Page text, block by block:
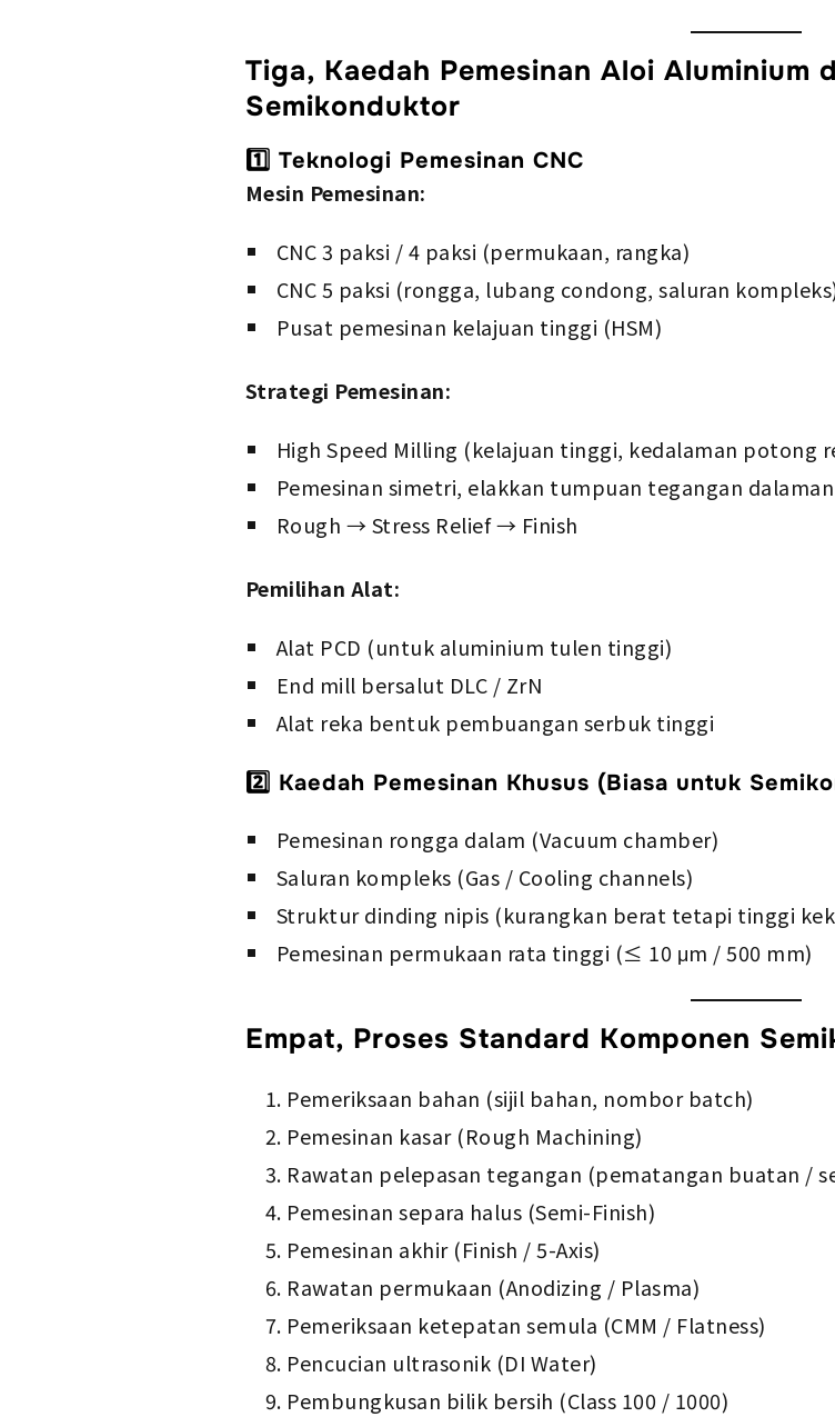
Tiga, Kaedah Pemesinan Aloi Aluminium
Semikonduktor
1️⃣ Teknologi Pemesinan CNC
Mesin Pemesinan:
CNC 3 paksi / 4 paksi (permukaan, rangka)
CNC 5 paksi (rongga, lubang condong, saluran
Pusat pemesinan kelajuan tinggi (HSM)
Strategi Pemesinan:
High Speed Milling (kelajuan tinggi, kedalaman potong
Pemesinan simetri, elakkan tumpuan tegangan dalaman
Rough → Stress Relief → Finish
Pemilihan Alat:
Alat PCD (untuk aluminium tulen tinggi)
End mill bersalut DLC / ZrN
Alat reka bentuk pembuangan serbuk tinggi
2️⃣ Kaedah Pemesinan Khusus (Biasa untuk
Pemesinan rongga dalam (Vacuum chamber)
Saluran kompleks (Gas / Cooling channels)
Struktur dinding nipis (kurangkan berat tetapi tinggi
Pemesinan permukaan rata tinggi (≤ 10 μm / 500 mm)
Empat, Proses Standard Komponen
Pemeriksaan bahan (sijil bahan, nombor batch)
Pemesinan kasar (Rough Machining)
Rawatan pelepasan tegangan (pematangan buatan /
Pemesinan separa halus (Semi-Finish)
Pemesinan akhir (Finish / 5-Axis)
Rawatan permukaan (Anodizing / Plasma)
Pemeriksaan ketepatan semula (CMM / Flatness)
Pencucian ultrasonik (DI Water)
Pembungkusan bilik bersih (Class 100 / 1000)